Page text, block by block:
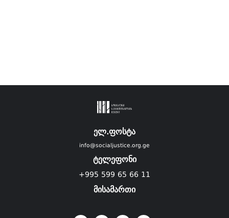
ელ.ფოსტა
info@socialjustice.org.ge
ტელეფონი
+995 599 65 66 11
მისამართი